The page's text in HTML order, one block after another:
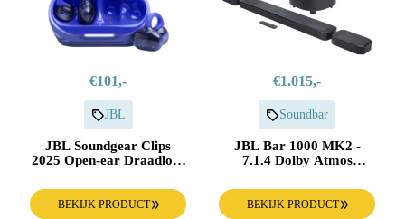
€101,-
JBL
JBL Soundgear Clips
2025 Open-ear Draadloze
BEKIJK PRODUCT
€1.015,-
Soundbar
JBL Bar 1000 MK2 -
7.1.4 Dolby Atmos
BEKIJK PRODUCT